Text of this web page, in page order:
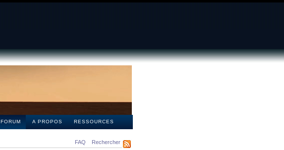
FORUM A PROPOS RESSOURCES
FAQ Rechercher